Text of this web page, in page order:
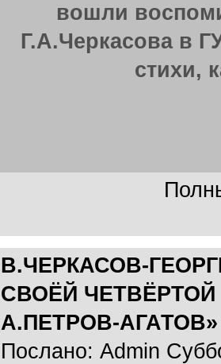
вошли
Г.А.Черкасова в
стихи,
В.ЧЕРКАСОВ-
СВОЁЙ ЧЕТВЁРТОЙ
А.ПЕТРОВ-АГАТОВ»
Послано: Admin